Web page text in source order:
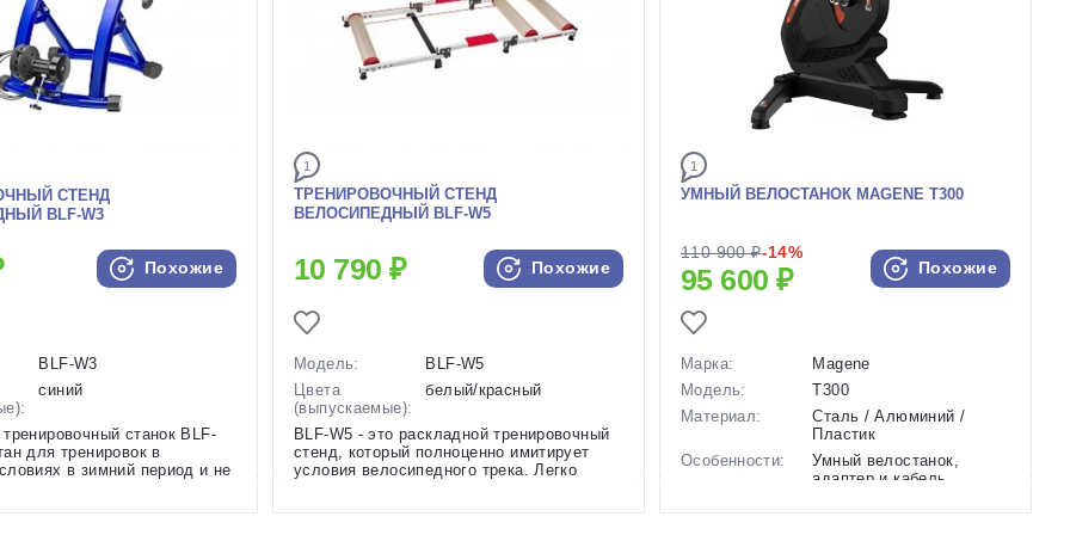
СТЕНД
BLF-W3
Похожие
BLF-W3
синий
станок BLF-
для тренировок в
в зимний период и не
ТРЕНИРОВОЧНЫЙ СТЕНД
ВЕЛОСИПЕДНЫЙ BLF-W5
1
10 790 ₽ Похожие
Модель:
BLF-W5
Цвета
(выпускаемые):
белый/красный
BLF-W5 - это раскладной тренировочный
стенд, который полноценно имитирует
условия велосипедного трека. Легко
УМНЫЙ ВЕЛОСТАНОК MAGENE T300
1
110 900 ₽-14%
95 600 ₽ Похожие
Марка:
Magene
Модель:
T300
Материал:
Сталь / Алюминий /
Пластик
Особенности:
Умный велостанок,
адаптер и кабель